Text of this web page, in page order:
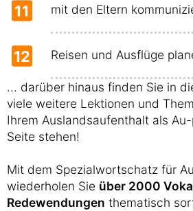
11 mit den Eltern
12 Reisen und Ausflüge
... darüber hinaus finden Sie in
viele weitere Lektionen und
Ihrem Auslandsaufenthalt als
Seite stehen!
Mit dem Spezialwortschatz für
wiederholen Sie über 2000
Redewendungen thematisch